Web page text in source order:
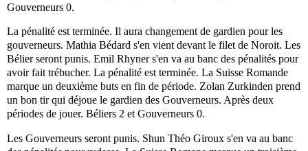
Gouverneurs 0.
La pénalité est terminée. Il aura changement de gardien pour les
gouverneurs. Mathia Bédard s'en vient devant le filet de Noroit. Les
Bélier seront punis. Emil Rhyner s'en va au banc des pénalités pour
avoir fait trébucher. La pénalité est terminée. La Suisse Romande
marque un deuxième buts en fin de période. Zolan Zurkinden prend
un bon tir qui déjoue le gardien des Gouverneurs. Après deux
périodes de jouer. Béliers 2 et Gouverneurs 0.
Les Gouverneurs seront punis. Shun Théo Giroux s'en va au banc